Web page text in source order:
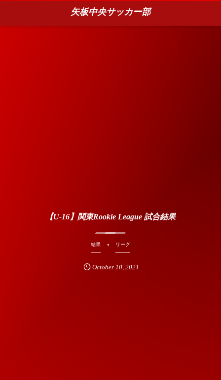
矢板中央サッカー部
【U-16】関東Rookie League 試合結果
結果 リーグ
October 10,2021